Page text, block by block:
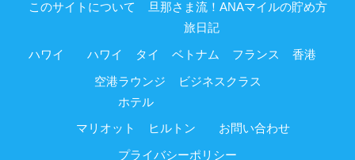
このサイトについて 旦那さま流！ANAマイルの貯め方
ハワイ
旅日記
ハワイ タイ ベトナム フランス 香港
空港ラウンジ
ビジネスクラス
ホテル
マリオット ヒルトン お問い合わせ
プライバシーポリシー